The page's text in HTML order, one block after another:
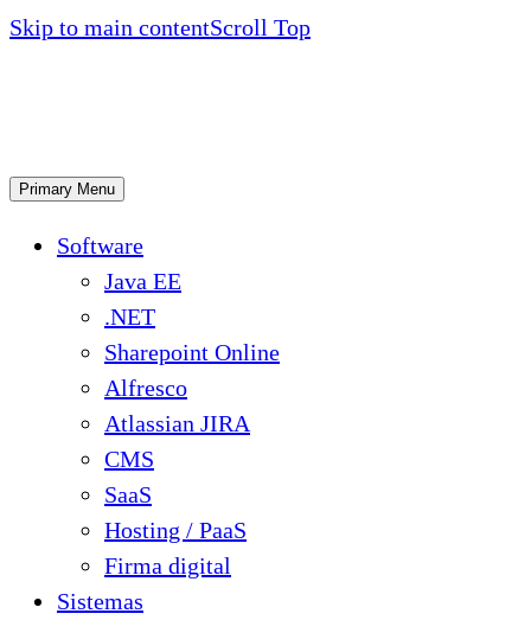
Skip to main contentScroll Top
Primary Menu
Software
Java EE
.NET
Sharepoint Online
Alfresco
Atlassian JIRA
CMS
SaaS
Hosting / PaaS
Firma digital
Sistemas